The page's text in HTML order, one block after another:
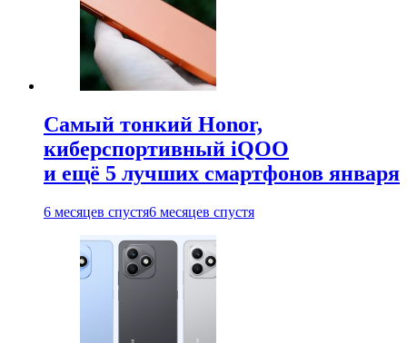
Самый тонкий Honor,
киберспортивный iQOO
и ещё 5 лучших смартфонов января
6 месяцев спустя6 месяцев спустя